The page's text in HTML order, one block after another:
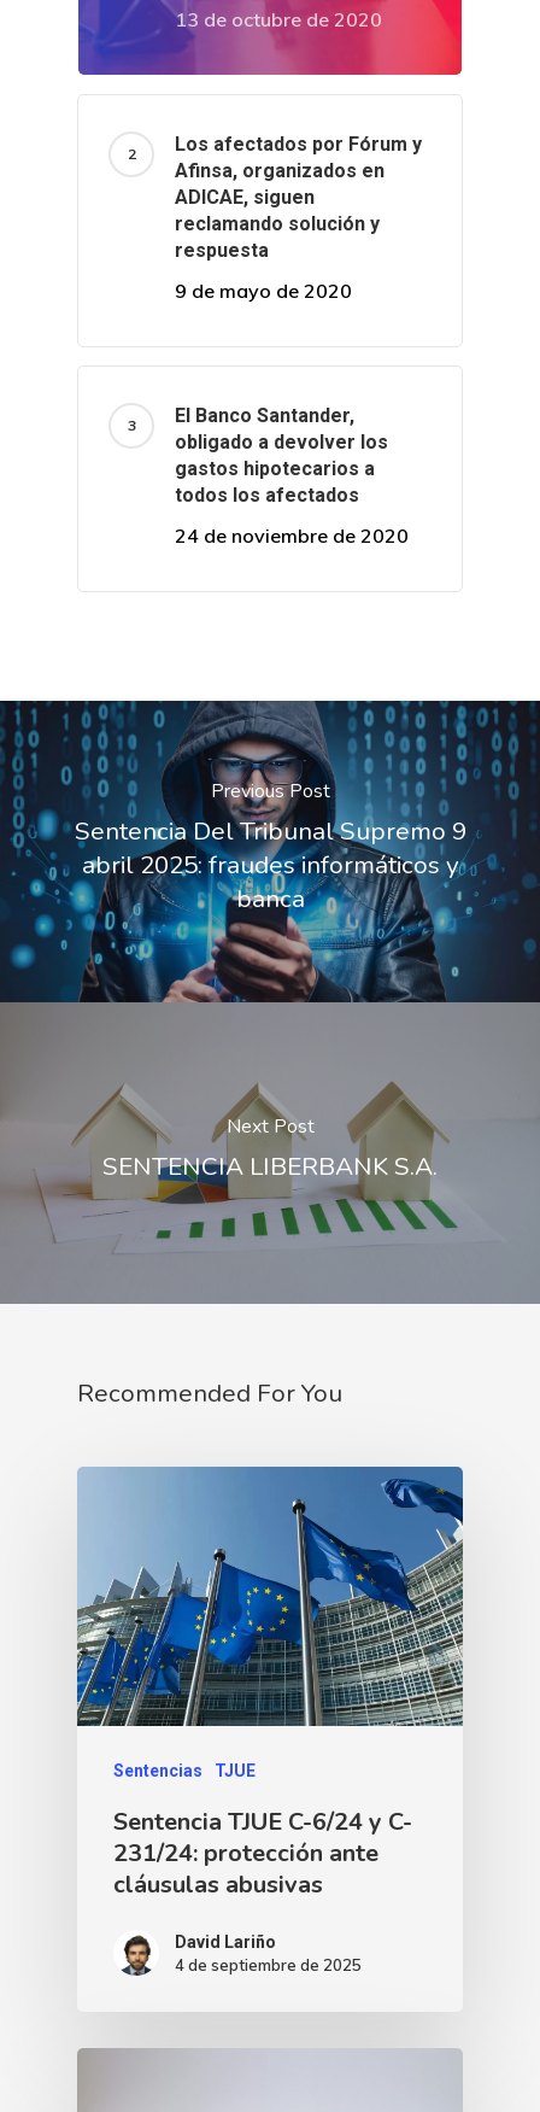
13 de octubre de 2020
Los afectados por Fórum y
Afinsa, organizados en
ADICAE, siguen
reclamando solución y
respuesta
9 de mayo de 2020
El Banco Santander,
obligado a devolver los
gastos hipotecarios a
todos los afectados
24 de noviembre de 2020
Previous Post
Sentencia Del Tribunal Supremo 9
abril 2025: fraudes informáticos y
banca
Next Post
SENTENCIA LIBERBANK S.A.
Recommended For You
Sentencias TJUE
Sentencia TJUE C-6/24 y C-
231/24: protección ante
cláusulas abusivas
David Lariño
4 de septiembre de 2025
Inicio
Noticias
Café Jurídico
Colabora
¿Quiénes